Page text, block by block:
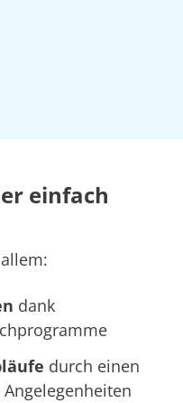
einfach
dank
durch einen